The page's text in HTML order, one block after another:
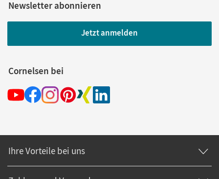
Newsletter abonnieren
Jetzt anmelden
Cornelsen bei
Ihre Vorteile bei uns